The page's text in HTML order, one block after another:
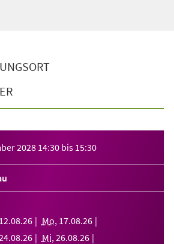
2028 14:30 bis 15:30
12.08.26 Mo, 17.08.26
.08.26 Mi, 26.08.26